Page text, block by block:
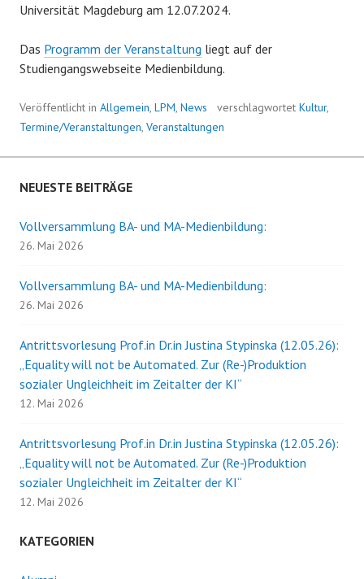
Universität Magdeburg am 12.07.2024.
Das Programm der Veranstaltung liegt auf der
Studiengangswebseite Medienbildung.
Veröffentlicht in Allgemein, LPM, News verschlagwortet Kultur,
Termine/Veranstaltungen, Veranstaltungen
NEUESTE BEITRÄGE
Vollversammlung BA- und MA-Medienbildung:
26. Mai 2026
Vollversammlung BA- und MA-Medienbildung:
26. Mai 2026
Antrittsvorlesung Prof.in Dr.in Justina Stypinska (12.05.26):
„Equality will not be Automated. Zur (Re-)Produktion
sozialer Ungleichheit im Zeitalter der KI“
12. Mai 2026
Antrittsvorlesung Prof.in Dr.in Justina Stypinska (12.05.26):
„Equality will not be Automated. Zur (Re-)Produktion
sozialer Ungleichheit im Zeitalter der KI“
12. Mai 2026
KATEGORIEN